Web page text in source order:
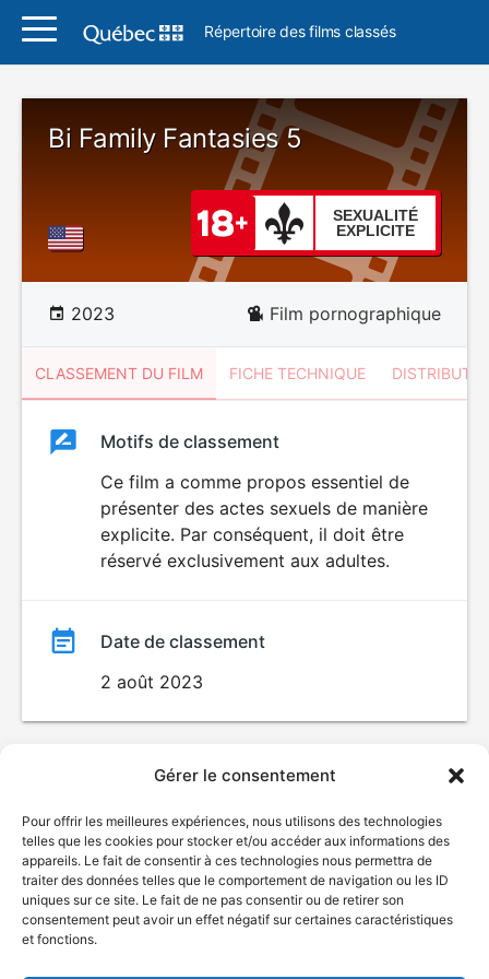
Gérer le consentement
Pour offrir les meilleures expériences, nous utilisons des technologies
telles que les cookies pour stocker et/ou accéder aux informations des
appareils. Le fait de consentir à ces technologies nous permettra de
traiter des données telles que le comportement de navigation ou les ID
uniques sur ce site. Le fait de ne pas consentir ou de retirer son
consentement peut avoir un effet négatif sur certaines caractéristiques
et fonctions.
Répertoire des films classés
Bi Family Fantasies 5
SEXUALITÉ
EXPLICITE
2023 Film pornographique
CLASSEMENT DU FILM FICHE TECHNIQUE
ClassementClassement
SEXUALITÉ
EXPLICITE
Motifs de classement
Ce film a comme propos essentiel de
présenter des actes sexuels de manière
explicite. Par conséquent, il doit être
réservé exclusivement aux adultes.
Date de classement
2 août 2023